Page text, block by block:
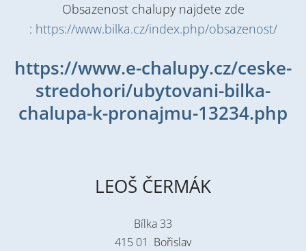
Obsazenost chalupy najdete zde
: https://www.bilka.cz/index.php/obsazenost/
https://www.e-chalupy.cz/ceske-
stredohori/ubytovani-bilka-
chalupa-k-pronajmu-13234.php
LEOŠ ČERMÁK
Bílka 33
415 01 Bořislav